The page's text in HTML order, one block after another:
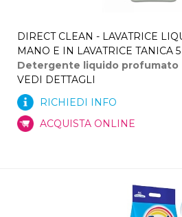
DIRECT CLEAN - LAVATRICE
MANO E IN LAVATRICE TANICA 5
Detergente liquido profumato
VEDI DETTAGLI
RICHIEDI INFO
ACQUISTA ONLINE